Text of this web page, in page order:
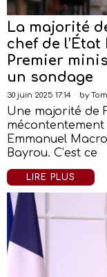
La majorité
chef de
Premier
un sondage
30 juin 2025 17:14 by
Une majorité de
mécontentement
Emmanuel
Bayrou. C’est ce
LIRE PLUS